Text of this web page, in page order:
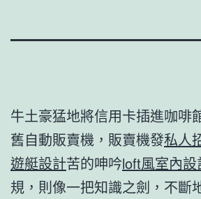
牛土豪猛地將信用卡插進咖啡
舊自動販賣機，販賣機發私人
遊艇設計苦的呻吟loft風室內設
規，則像一把知識之劍，不斷